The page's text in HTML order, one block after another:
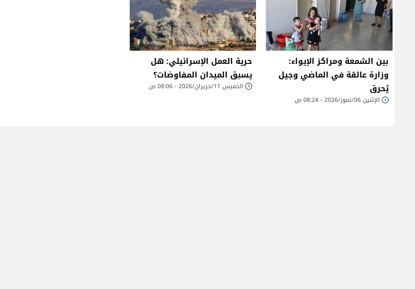
بين الشمعة ومراكز الإيواء:
وزارة عالقة في الماضي وجيل
يُحرق
الإثنين 06/تموز/2026 - 08:24 ص
حرية العمل الإسرائيلي: هل
يسبق الميدان المفاوضات؟
الخميس 11/حزيران/2026 - 08:06 ص